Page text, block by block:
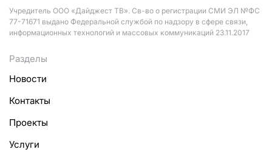
Учредитель ООО «Дайджест ТВ». Св-во о регистрации СМИ ЭЛ №ФС
77-71671 выдано Федеральной службой по надзору в сфере связи,
информационных технологий и массовых коммуникаций 23.11.2017
Разделы
Новости
Контакты
Проекты
Услуги